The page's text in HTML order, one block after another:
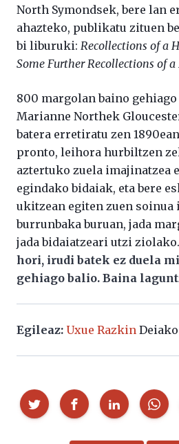
North Symondsek, bere lan
ahazteko, publikatu zituen
bi liburuki: Recollections of a
Some Further Recollections of a
800 margolan baino
Marianne Northek
batera erretiratu zen
pronto, leihora hurbiltzen
aztertuko zuela imajinatzea
egindako bidaiak, eta bere
ukitzean egiten zuen soinua
burrunbaka buruan, jada
jada bidaiatzeari utzi ziolako.
hori, irudi batek ez duela
gehiago balio. Baina
Egileaz: Uxue Razkin
Partekatu